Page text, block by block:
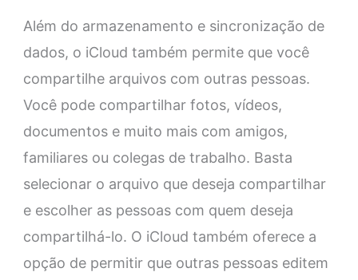
Além do armazenamento e sincronização de
dados, o iCloud também permite que você
compartilhe arquivos com outras pessoas.
Você pode compartilhar fotos, vídeos,
documentos e muito mais com amigos,
familiares ou colegas de trabalho. Basta
selecionar o arquivo que deseja compartilhar
e escolher as pessoas com quem deseja
compartilhá-lo. O iCloud também oferece a
opção de permitir que outras pessoas editem